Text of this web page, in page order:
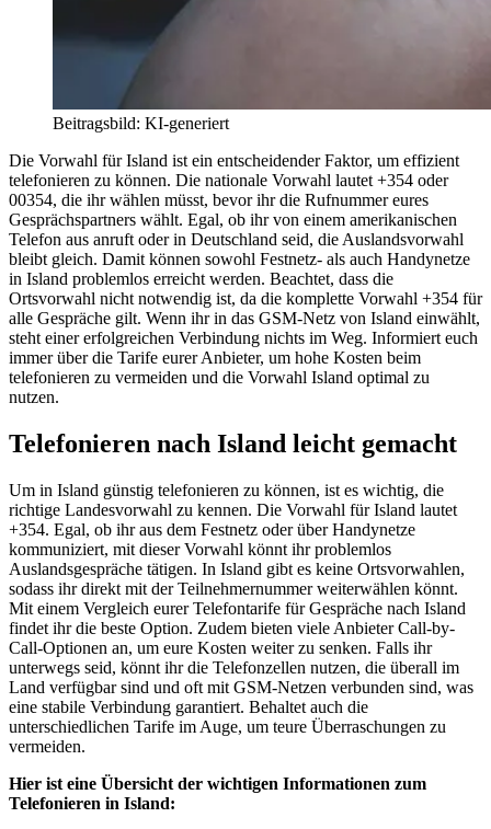
Beitragsbild: KI-generiert
Die Vorwahl für Island ist ein entscheidender Faktor, um effizient
telefonieren zu können. Die nationale Vorwahl lautet +354 oder
00354, die ihr wählen müsst, bevor ihr die Rufnummer eures
Gesprächspartners wählt. Egal, ob ihr von einem amerikanischen
Telefon aus anruft oder in Deutschland seid, die Auslandsvorwahl
bleibt gleich. Damit können sowohl Festnetz- als auch Handynetze
in Island problemlos erreicht werden. Beachtet, dass die
Ortsvorwahl nicht notwendig ist, da die komplette Vorwahl +354 für
alle Gespräche gilt. Wenn ihr in das GSM-Netz von Island einwählt,
steht einer erfolgreichen Verbindung nichts im Weg. Informiert euch
immer über die Tarife eurer Anbieter, um hohe Kosten beim
telefonieren zu vermeiden und die Vorwahl Island optimal zu
nutzen.
Telefonieren nach Island leicht gemacht
Um in Island günstig telefonieren zu können, ist es wichtig, die
richtige Landesvorwahl zu kennen. Die Vorwahl für Island lautet
+354. Egal, ob ihr aus dem Festnetz oder über Handynetze
kommuniziert, mit dieser Vorwahl könnt ihr problemlos
Auslandsgespräche tätigen. In Island gibt es keine Ortsvorwahlen,
sodass ihr direkt mit der Teilnehmernummer weiterwählen könnt.
Mit einem Vergleich eurer Telefontarife für Gespräche nach Island
findet ihr die beste Option. Zudem bieten viele Anbieter Call-by-
Call-Optionen an, um eure Kosten weiter zu senken. Falls ihr
unterwegs seid, könnt ihr die Telefonzellen nutzen, die überall im
Land verfügbar sind und oft mit GSM-Netzen verbunden sind, was
eine stabile Verbindung garantiert. Behaltet auch die
unterschiedlichen Tarife im Auge, um teure Überraschungen zu
vermeiden.
Hier ist eine Übersicht der wichtigen Informationen zum
Telefonieren in Island: